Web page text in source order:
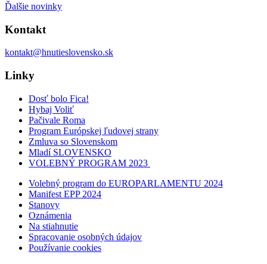
Ďalšie novinky
Kontakt
kontakt@hnutieslovensko.sk
Linky
Dosť bolo Fica!
Hybaj Voliť
Pačivale Roma
Program Európskej ľudovej strany
Zmluva so Slovenskom
Mladí SLOVENSKO
VOLEBNÝ PROGRAM 2023
Volebný program do EUROPARLAMENTU 2024
Manifest EPP 2024
Stanovy
Oznámenia
Na stiahnutie
Spracovanie osobných údajov
Používanie cookies